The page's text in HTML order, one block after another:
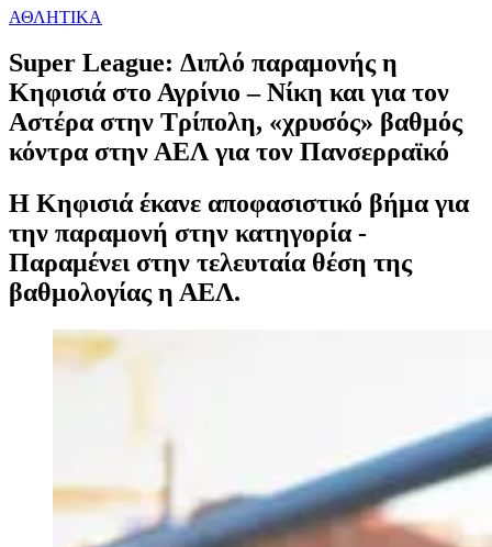
ΑΘΛΗΤΙΚΑ
Super League: Διπλό παραμονής η
Κηφισιά στο Αγρίνιο – Νίκη και για τον
Αστέρα στην Τρίπολη, «χρυσός» βαθμός
κόντρα στην ΑΕΛ για τον Πανσερραϊκό
Η Κηφισιά έκανε αποφασιστικό βήμα για
την παραμονή στην κατηγορία -
Παραμένει στην τελευταία θέση της
βαθμολογίας η ΑΕΛ.